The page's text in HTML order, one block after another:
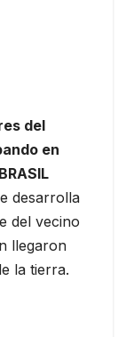
del
en
desarrolla
del vecino
llegaron
la tierra.